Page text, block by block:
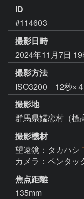
ID
#114603
撮影日時
2024年11月7日
撮影方法
ISO3200 12秒×４
撮影地
群馬県嬬恋村（標
撮影機材
望遠鏡：タカハシ
カメラ：ペンタッ
焦点距離
135mm